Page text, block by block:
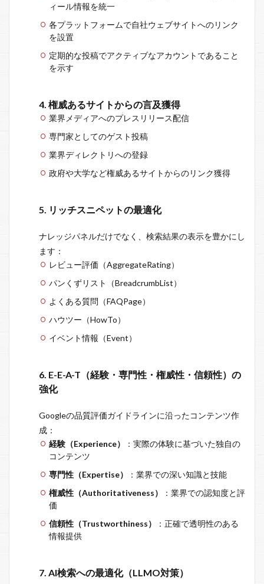
ィール情報を統一
各プラットフォームで自社ウェブサイトへのリンク
を設置
定期的な投稿でアクティブなアカウントであること
を示す
4. 権威あるサイトからの言及獲得
業界メディアへのプレスリリース配信
専門家としてのゲスト投稿
業界ディレクトリへの登録
政府や大学など権威あるサイトからのリンク獲得
5. リッチスニペットの最適化
ナレッジパネルだけでなく、検索結果の表示を豊かにし
ます：
レビュー評価（AggregateRating）
パンくずリスト（BreadcrumbList）
よくある質問（FAQPage）
ハウツー（HowTo）
イベント情報（Event）
6. E-E-A-T（経験・専門性・権威性・信頼性）の
強化
Googleの品質評価ガイドラインに沿ったコンテンツ作
成：
経験（Experience）
：実際の体験に基づいた独自の
コンテンツ
専門性（Expertise）
：業界での深い知識と技能
権威性（Authoritativeness）
：業界での認知度と評
価
信頼性（Trustworthiness）
：正確で透明性のある
情報提供
7. AI検索への最適化（LLMO対策）